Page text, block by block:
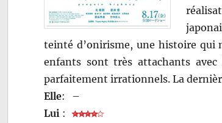
teinté d’onirisme, une histoire qui
enfants sont très attachants
parfaitement irrationnels. La
Elle:
–
Lui :